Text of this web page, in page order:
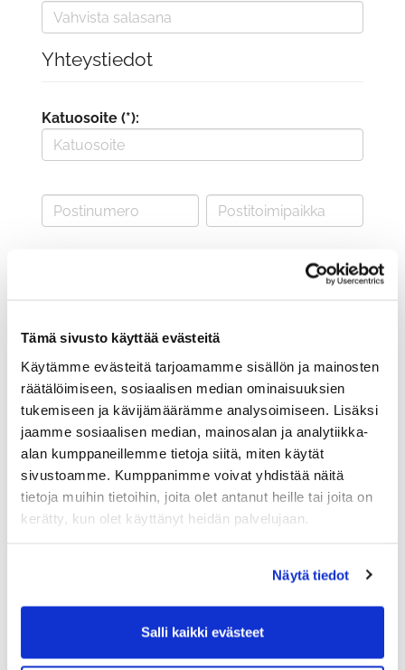
Tämä sivusto käyttää evästeitä
Käytämme evästeitä tarjoamamme sisällön ja mainosten
räätälöimiseen, sosiaalisen median ominaisuuksien
tukemiseen ja kävijämäärämme analysoimiseen. Lisäksi
jaamme sosiaalisen median, mainosalan ja analytiikka-
alan kumppaneillemme tietoja siitä, miten käytät
sivustoamme. Kumppanimme voivat yhdistää näitä
tietoja muihin tietoihin, joita olet antanut heille tai joita on
kerätty, kun olet käyttänyt heidän palvelujaan.
Näytä tiedot
Salli kaikki evästeet
Yhteystiedot
Katuosoite (*):
Valitse seura:
Jäsennumero:
Lisätiedot